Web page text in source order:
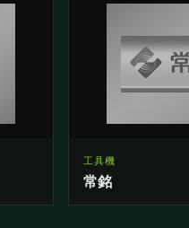
工具機
常銘